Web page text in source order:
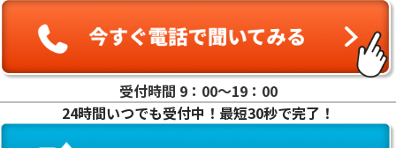
受付時間 9：00〜19：00
24時間いつでも受付中！最短30秒で完了！